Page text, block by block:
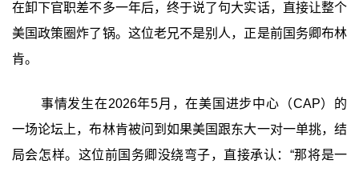
在卸下官职差不多一年后，终于说了句大实话，直接让整个
美国政策圈炸了锅。这位老兄不是别人，正是前国务卿布林
肯。
事情发生在2026年5月，在美国进步中心（CAP）的
一场论坛上，布林肯被问到如果美国跟东大一对一单挑，结
局会怎样。这位前国务卿没绕弯子，直接承认：‍“那将是一